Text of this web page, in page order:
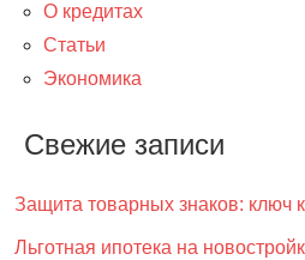
О кредитах
Статьи
Экономика
Свежие записи
Защита товарных знаков: ключ
Льготная ипотека на